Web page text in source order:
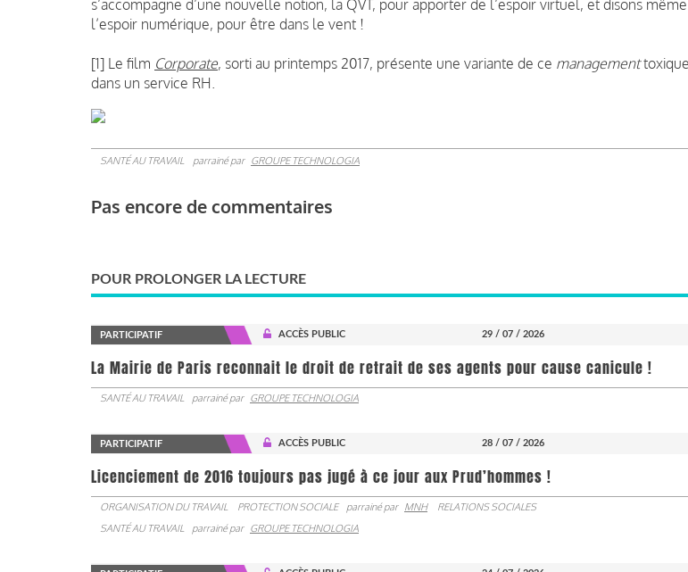
s’accompagne d’une nouvelle notion, la QVT, pour apporter de l’espoir virtuel, et disons
l’espoir numérique, pour être dans le vent !
[1] Le film Corporate, sorti au printemps 2017, présente une variante de ce management
dans un service RH.
SANTÉ AU TRAVAIL parrainé par GROUPE TECHNOLOGIA
Pas encore de commentaires
POUR PROLONGER LA LECTURE
PARTICIPATIF ACCÈS PUBLIC 29 / 07 / 2026
La Mairie de Paris reconnait le droit de retrait de ses agents pour cause canicule !
SANTÉ AU TRAVAIL parrainé par GROUPE TECHNOLOGIA
PARTICIPATIF ACCÈS PUBLIC 28 / 07 / 2026
Licenciement de 2016 toujours pas jugé à ce jour aux Prud’hommes !
ORGANISATION DU TRAVAIL PROTECTION SOCIALE parrainé par MNH
RELATIONS SOCIALES
SANTÉ AU TRAVAIL
parrainé par GROUPE TECHNOLOGIA